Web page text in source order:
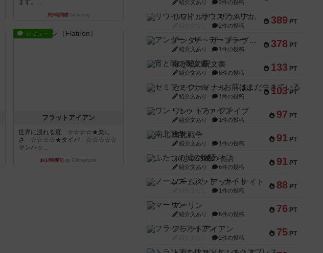
ます。...
約9時間前 by jurong
レビュー
フラットアイアン
世界に浸れる度 ☆☆☆☆★楽し
さ ☆☆☆☆★タイパ ☆☆☆☆☆
マンハッ...
約14時間前 by DKnewyork
紹介文あり 2件の投稿
389 PT
リワイルド：サウスアメリカ
2件の投稿
378 PT
アンダー・ザ・テーブラー
紹介文あり 1件の投稿
133 PT
宵と暁の呪文書
紹介文あり 8件の投稿
103 PT
セミファイナル ～お前はまだ生きている～
紹介文あり 1件の投稿
97 PT
ワン・トゥ・ファイブ
紹介文あり 1件の投稿
91 PT
南北戦争
紹介文あり 1件の投稿
91 PT
ふたつの城の物語
紹介文あり 6件の投稿
88 PT
ノームズ・アット・ナイト
1件の投稿
76 PT
マーリン
紹介文あり 6件の投稿
75 PT
フラットアイアン
2件の投稿